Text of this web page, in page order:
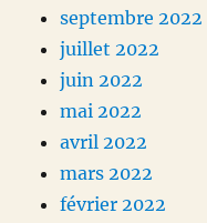
septembre 2022
juillet 2022
juin 2022
mai 2022
avril 2022
mars 2022
février 2022